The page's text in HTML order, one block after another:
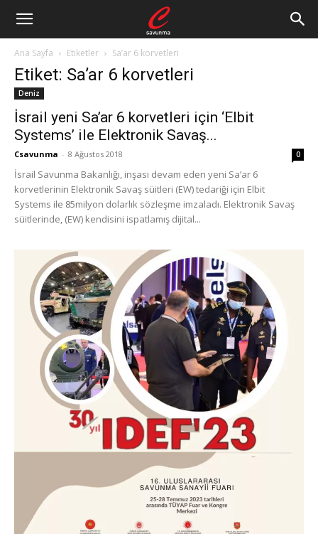
Ana Sayfa Etiketler Sa’ar 6 korvetleri
Etiket: Sa’ar 6 korvetleri
Deniz
İsrail yeni Sa’ar 6 korvetleri için ‘Elbit
Systems’ ile Elektronik Savaş...
Csavunma - 8 Ağustos 2018 0
İsrail Savunma Bakanlığı, inşası devam eden yeni Sa’ar 6
korvetlerinin Elektronik Savaş süitleri (EW) tedariği için Elbit
Systems ile 85milyon dolarlık sözleşme imzaladı. Elektronik Savaş
süitlerinde, (EW) kendisini ispatlamış dijital...